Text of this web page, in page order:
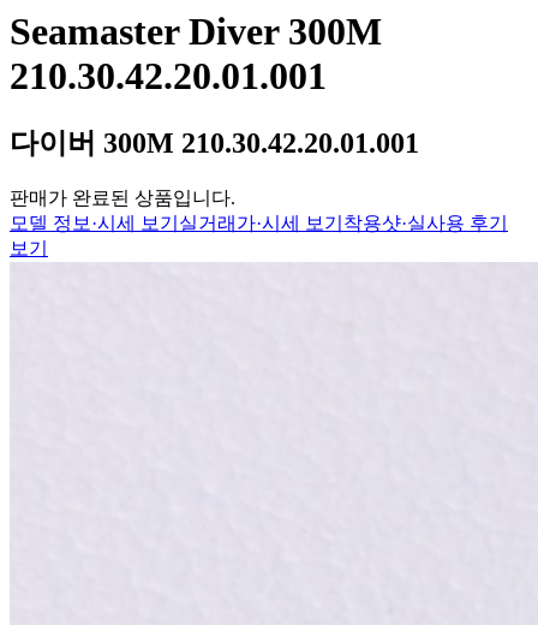
Seamaster Diver 300M
210.30.42.20.01.001
다이버 300M 210.30.42.20.01.001
판매가 완료된 상품입니다.
모델 정보·시세 보기 실거래가·시세 보기 착용샷·실사용 후기
보기